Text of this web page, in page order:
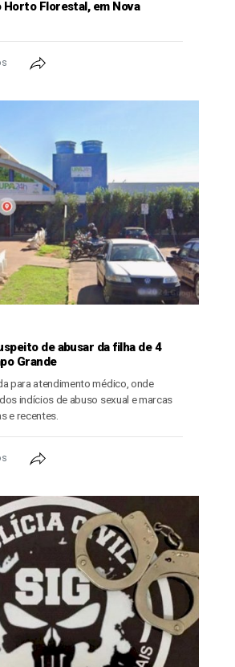
Horto Florestal, em Nova
de abusar da filha de 4
Grande
para atendimento médico, onde
indícios de abuso sexual e marcas
e recentes.